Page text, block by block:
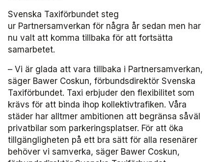
Användare Koll­bar
Försäljnings­nätverket 2023
Försäljnings­nätverket 2022
Kommunikations­nätverket 2026
Kommunikations­nätverket 2025
Kommunikations­nätverket 2023
Kommunikations­nätverket 2022
Nätverket Serviceresor
Serviceresor 2026
Serviceresor 2024
Serviceresor 2023
Serviceresor 2022
Miljö­nätverket
Miljö­nätverket 2025
Miljö­nätverket 2024
Miljö­nätverket 2023
Kris och beredskap 2026
Samverkans­forum Skolskjuts
Skolskjuts 2025
Tillgänglighets­nätverket
Tillgänglighets­nätverket 2026
Trafikutvecklar­nätverket
Svenska Taxiförbundet steg
ur Partnersamverkan för några år sedan men har
nu valt att komma tillbaka för att fortsätta
samarbetet.
– Vi är glada att vara tillbaka i Partnersamverkan,
säger Bawer Coskun, förbundsdirektör Svenska
Taxiförbundet. Taxi erbjuder den flexibilitet som
krävs för att binda ihop kollektivtrafiken. Våra
städer har alltmer ambitionen att begränsa såväl
privatbilar som parkeringsplatser. För att öka
tillgängligheten på ett bra sätt för alla resenärer
behöver vi samverka, säger Bawer Coskun,